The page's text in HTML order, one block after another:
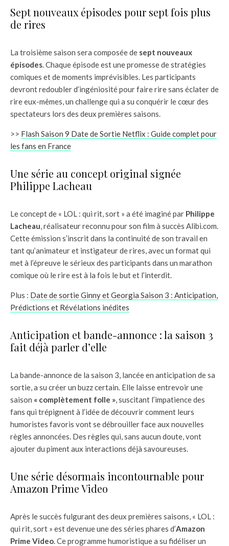
Sept nouveaux épisodes pour sept fois plus
de rires
La troisième saison sera composée de sept nouveaux
épisodes. Chaque épisode est une promesse de stratégies
comiques et de moments imprévisibles. Les participants
devront redoubler d’ingéniosité pour faire rire sans éclater de
rire eux-mêmes, un challenge qui a su conquérir le cœur des
spectateurs lors des deux premières saisons.
>> Flash Saison 9 Date de Sortie Netflix : Guide complet pour
les fans en France
Une série au concept original signée
Philippe Lacheau
Le concept de « LOL : qui rit, sort » a été imaginé par Philippe
Lacheau, réalisateur reconnu pour son film à succès Alibi.com.
Cette émission s’inscrit dans la continuité de son travail en
tant qu’animateur et instigateur de rires, avec un format qui
met à l’épreuve le sérieux des participants dans un marathon
comique où le rire est à la fois le but et l’interdit.
Plus : Date de sortie Ginny et Georgia Saison 3 : Anticipation,
Prédictions et Révélations inédites
Anticipation et bande-annonce : la saison 3
fait déjà parler d’elle
La bande-annonce de la saison 3, lancée en anticipation de sa
sortie, a su créer un buzz certain. Elle laisse entrevoir une
saison « complètement folle », suscitant l’impatience des
fans qui trépignent à l’idée de découvrir comment leurs
humoristes favoris vont se débrouiller face aux nouvelles
règles annoncées. Des règles qui, sans aucun doute, vont
ajouter du piment aux interactions déjà savoureuses.
Une série désormais incontournable pour
Amazon Prime Video
Après le succès fulgurant des deux premières saisons, « LOL :
qui rit, sort » est devenue une des séries phares d’Amazon
Prime Video. Ce programme humoristique a su fidéliser un